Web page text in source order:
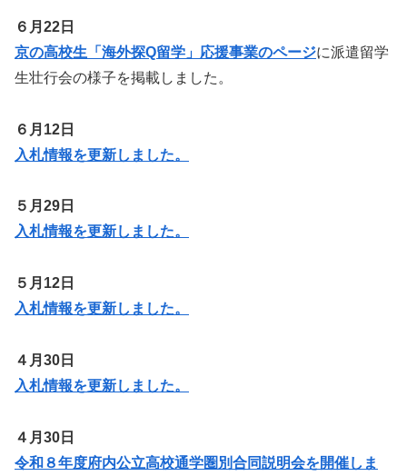
６月22日
京の高校生「海外探Q留学」応援事業のページに派遣留学
生壮行会の様子を掲載しました。
６月12日
入札情報を更新しました。
５月29日
入札情報を更新しました。
５月12日
入札情報を更新しました。
４月30日
入札情報を更新しました。
４月30日
令和８年度府内公立高校通学圏別合同説明会を開催しま